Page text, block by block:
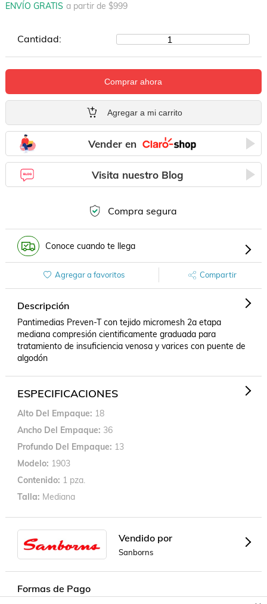
ENVÍO GRATIS a partir de $999
Cantidad: 1
Comprar ahora
Agregar a mi carrito
Vender en
Visita nuestro Blog
Compra segura
Conoce cuando te llega
Agregar a favoritos Compartir
Descripción
Pantimedias Preven-T con tejido micromesh 2a etapa
mediana compresión cientificamente graduada para
tratamiento de insuficiencia venosa y varices con puente de
algodón
ESPECIFICACIONES
Alto Del Empaque
18
Ancho Del Empaque 36
Profundo Del Empaque
13
Modelo 1903
Contenido 1 pza.
Talla Mediana
Vendido por
Sanborns
Formas de Pago